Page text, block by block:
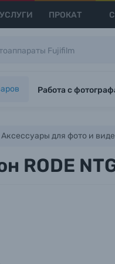
ПРОКАТ
Работа с
Аксессуары для фото и
RODE